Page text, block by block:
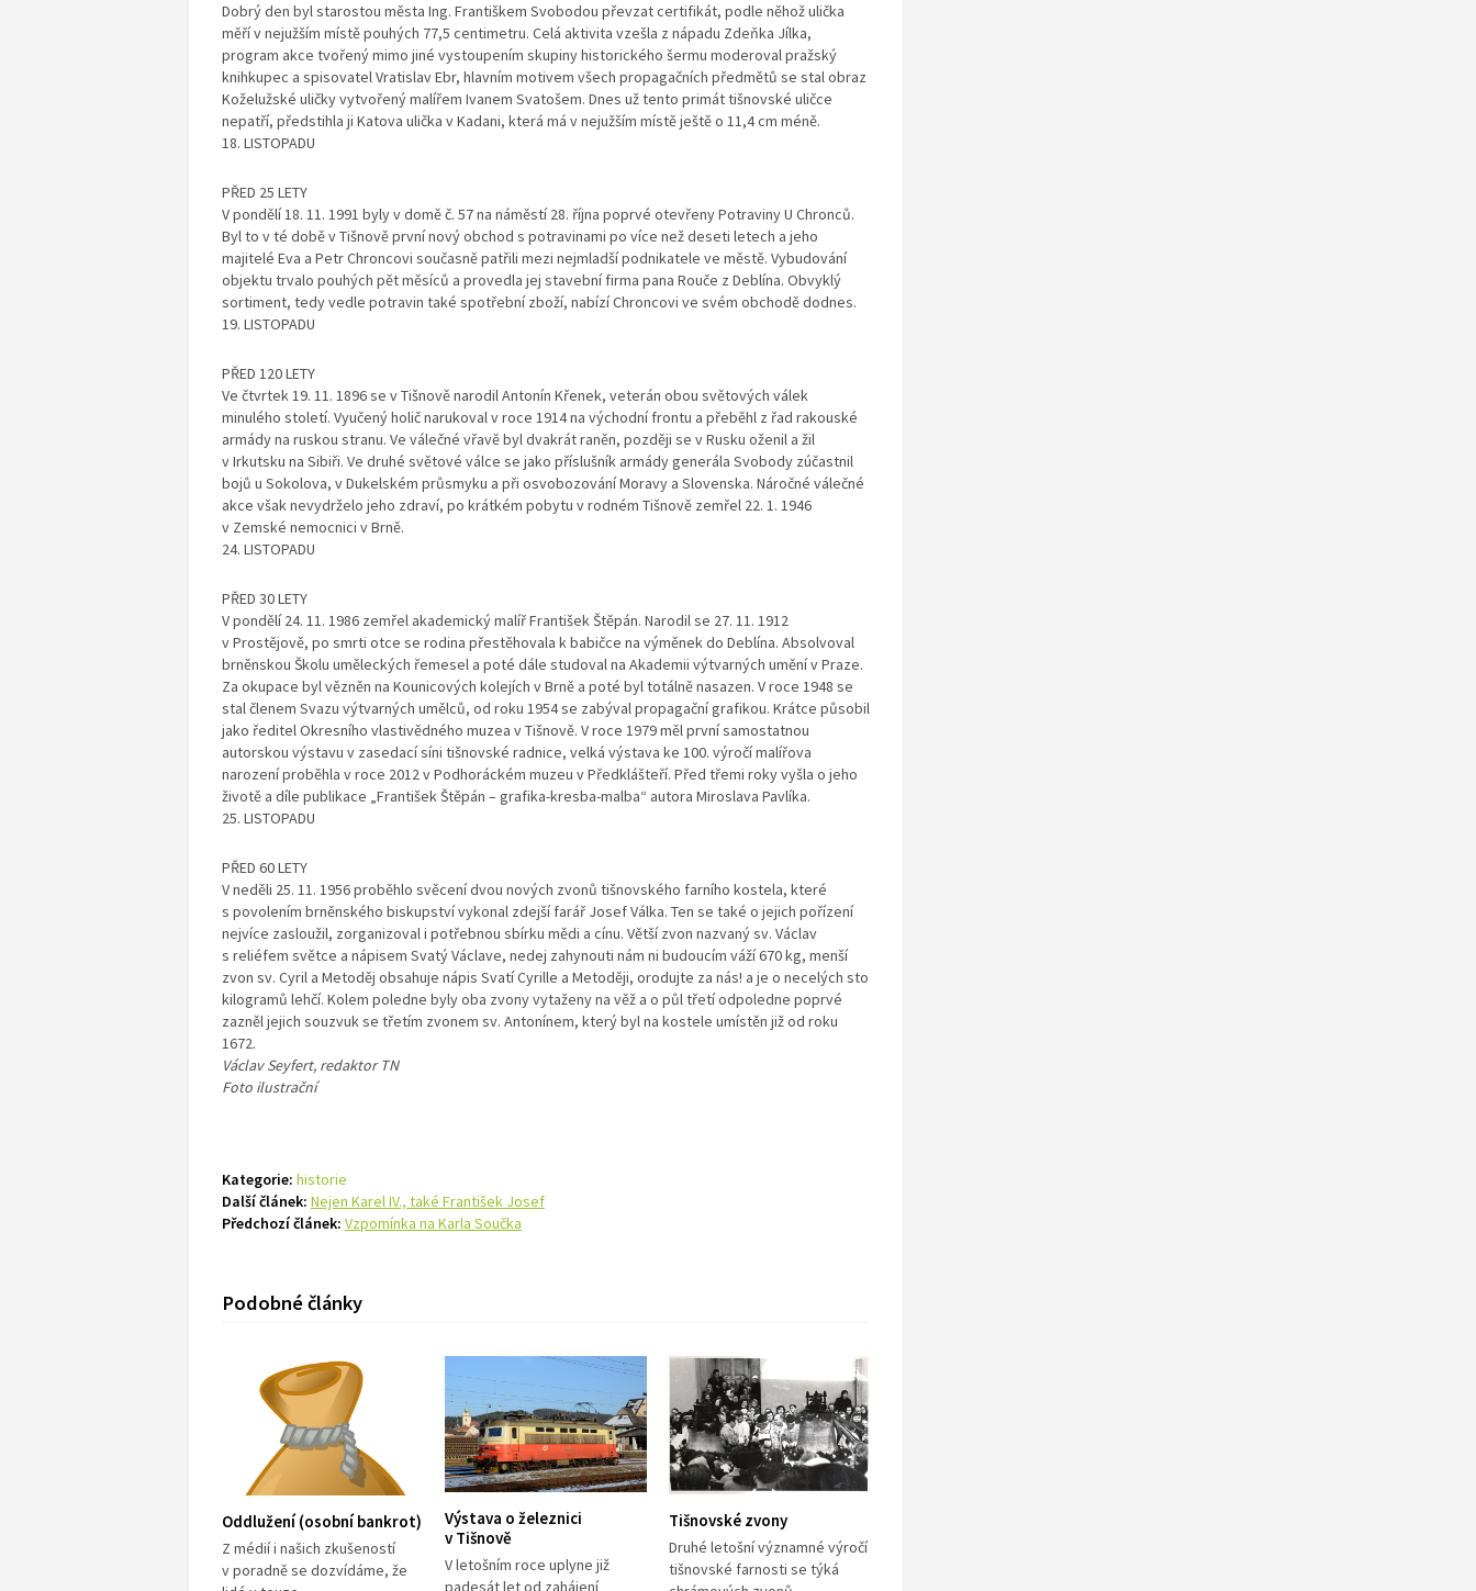
Dobrý den byl starostou města Ing. Františkem Svobodou převzat certifikát, podle něhož ulička
měří v nejužším místě pouhých 77,5 centimetru. Celá aktivita vzešla z nápadu Zdeňka Jílka,
program akce tvořený mimo jiné vystoupením skupiny historického šermu moderoval pražský
knihkupec a spisovatel Vratislav Ebr, hlavním motivem všech propagačních předmětů se stal obraz
Koželužské uličky vytvořený malířem Ivanem Svatošem. Dnes už tento primát tišnovské uličce
nepatří, předstihla ji Katova ulička v Kadani, která má v nejužším místě ještě o 11,4 cm méně.
18. LISTOPADU
PŘED 25 LETY
V pondělí 18. 11. 1991 byly v domě č. 57 na náměstí 28. října poprvé otevřeny Potraviny U Chronců.
Byl to v té době v Tišnově první nový obchod s potravinami po více než deseti letech a jeho
majitelé Eva a Petr Chroncovi současně patřili mezi nejmladší podnikatele ve městě. Vybudování
objektu trvalo pouhých pět měsíců a provedla jej stavební firma pana Rouče z Deblína. Obvyklý
sortiment, tedy vedle potravin také spotřební zboží, nabízí Chroncovi ve svém obchodě dodnes.
19. LISTOPADU
PŘED 120 LETY
Ve čtvrtek 19. 11. 1896 se v Tišnově narodil Antonín Křenek, veterán obou světových válek
minulého století. Vyučený holič narukoval v roce 1914 na východní frontu a přeběhl z řad rakouské
armády na ruskou stranu. Ve válečné vřavě byl dvakrát raněn, později se v Rusku oženil a žil
v Irkutsku na Sibiři. Ve druhé světové válce se jako příslušník armády generála Svobody zúčastnil
bojů u Sokolova, v Dukelském průsmyku a při osvobozování Moravy a Slovenska. Náročné válečné
akce však nevydrželo jeho zdraví, po krátkém pobytu v rodném Tišnově zemřel 22. 1. 1946
v Zemské nemocnici v Brně.
24. LISTOPADU
PŘED 30 LETY
V pondělí 24. 11. 1986 zemřel akademický malíř František Štěpán. Narodil se 27. 11. 1912
v Prostějově, po smrti otce se rodina přestěhovala k babičce na výměnek do Deblína. Absolvoval
brněnskou Školu uměleckých řemesel a poté dále studoval na Akademii výtvarných umění v Praze.
Za okupace byl vězněn na Kounicových kolejích v Brně a poté byl totálně nasazen. V roce 1948 se
stal členem Svazu výtvarných umělců, od roku 1954 se zabýval propagační grafikou. Krátce působil
jako ředitel Okresního vlastivědného muzea v Tišnově. V roce 1979 měl první samostatnou
autorskou výstavu v zasedací síni tišnovské radnice, velká výstava ke 100. výročí malířova
narození proběhla v roce 2012 v Podhoráckém muzeu v Předklášteří. Před třemi roky vyšla o jeho
životě a díle publikace „František Štěpán – grafika-kresba-malba“ autora Miroslava Pavlíka.
25. LISTOPADU
PŘED 60 LETY
V neděli 25. 11. 1956 proběhlo svěcení dvou nových zvonů tišnovského farního kostela, které
s povolením brněnského biskupství vykonal zdejší farář Josef Válka. Ten se také o jejich pořízení
nejvíce zasloužil, zorganizoval i potřebnou sbírku mědi a cínu. Větší zvon nazvaný sv. Václav
s reliéfem světce a nápisem Svatý Václave, nedej zahynouti nám ni budoucím váží 670 kg, menší
zvon sv. Cyril a Metoděj obsahuje nápis Svatí Cyrille a Metoději, orodujte za nás! a je o necelých sto
kilogramů lehčí. Kolem poledne byly oba zvony vytaženy na věž a o půl třetí odpoledne poprvé
zazněl jejich souzvuk se třetím zvonem sv. Antonínem, který byl na kostele umístěn již od roku
1672.
Václav Seyfert, redaktor TN
Foto ilustrační
Kategorie: historie
Další článek: Nejen Karel IV., také František Josef
Předchozí článek: Vzpomínka na Karla Součka
Podobné články
Oddlužení (osobní bankrot)
Z médií i našich zkušeností
v poradně se dozvídáme, že
Výstava o železnici
v Tišnově
V letošním roce uplyne již
padesát let od zahájení
Tišnovské zvony
Druhé letošní významné výročí
tišnovské farnosti se týká